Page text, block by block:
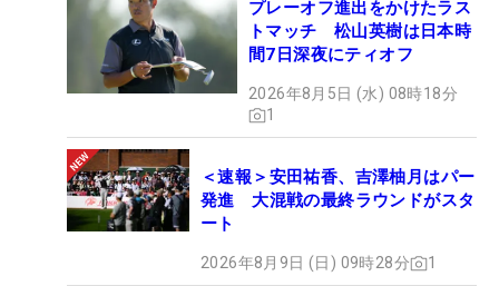
プレーオフ進出をかけたラス
トマッチ 松山英樹は日本時
間7日深夜にティオフ
2026年8月5日 (水) 08時18分
1
＜速報＞安田祐香、吉澤柚月はパー
発進 大混戦の最終ラウンドがスタ
ート
2026年8月9日 (日) 09時28分 1